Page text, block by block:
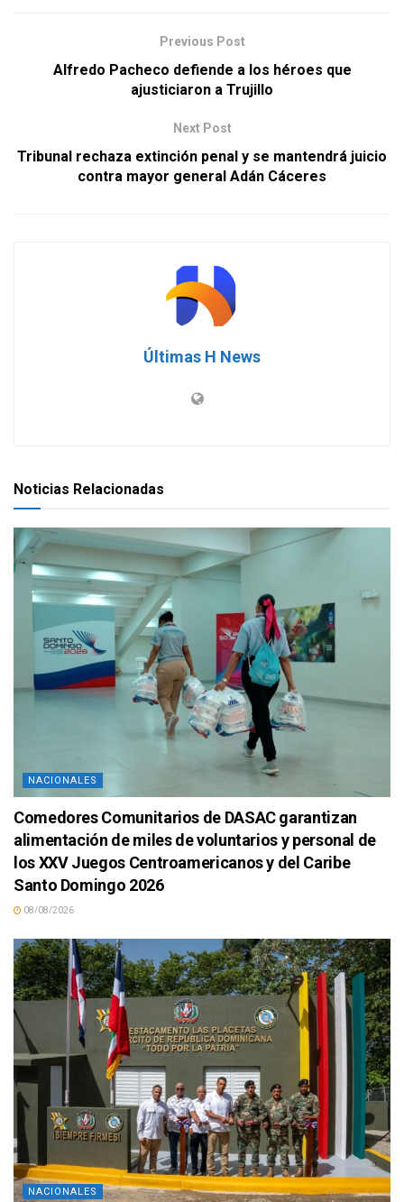
Previous Post
Alfredo Pacheco defiende a los héroes que
ajusticiaron a Trujillo
Next Post
Tribunal rechaza extinción penal y se mantendrá juicio
contra mayor general Adán Cáceres
Últimas H News
Noticias Relacionadas
NACIONALES
Comedores Comunitarios de DASAC garantizan
alimentación de miles de voluntarios y personal de
los XXV Juegos Centroamericanos y del Caribe
Santo Domingo 2026
08/08/2026
NACIONALES